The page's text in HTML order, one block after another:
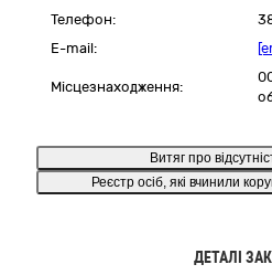
Телефон:
E-mail:
Місцезнаходження:
Витяг про
Реєстр осіб, які вчинили
ДЕТАЛІ